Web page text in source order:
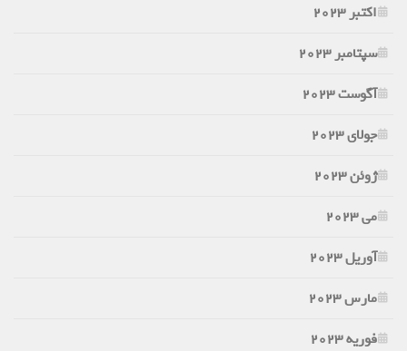
اکتبر 2023
سپتامبر 2023
آگوست 2023
جولای 2023
ژوئن 2023
می 2023
آوریل 2023
مارس 2023
فوریه 2023